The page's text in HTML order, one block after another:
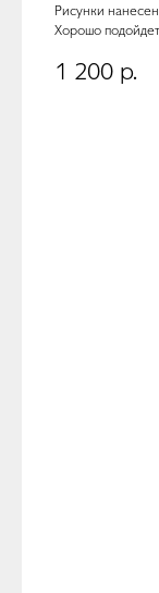
Рисунки
Хорошо
1 200 р.